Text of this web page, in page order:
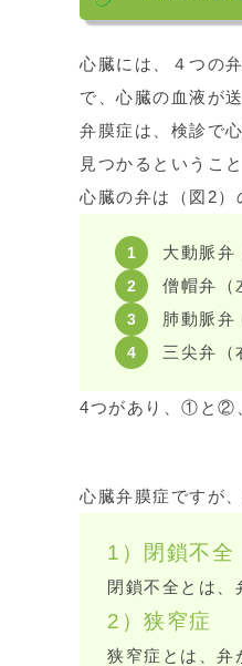
心臓には、４つの
で、心臓の血液が
弁膜症は、検診で
見つかるというこ
心臓の弁は（図2）
大動脈弁
僧帽弁（
肺動脈弁
三尖弁（
4つがあり、①と②
心臓弁膜症ですが
1）閉鎖不全
閉鎖不全とは、
2）狭窄症
狭窄症とは、弁